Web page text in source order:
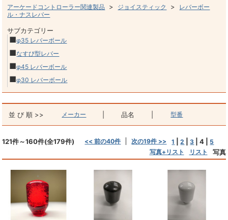
アーケードコントローラー関連製品 > ジョイスティック > レバーボー
ル・ナスレバー
サブカテゴリー
■φ35 レバーボール
■なすび型レバー
■φ45 レバーボール
■φ30 レバーボール
並 び 順 >> メーカー 品名 型番
121件～160件(全179件) << 前の40件 次の19件 >> 1 |2 |3 |4
5
写真+リスト
リスト 写真